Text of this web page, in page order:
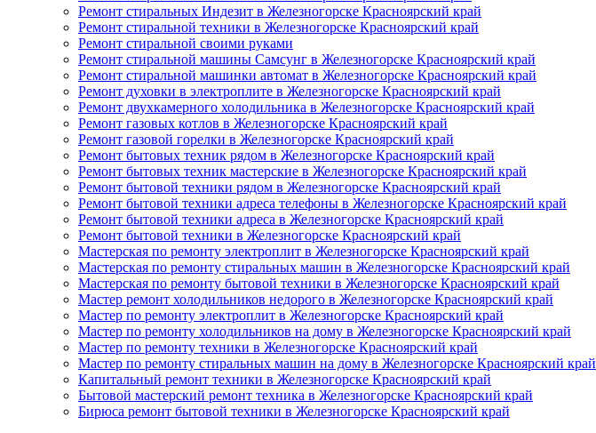
Ремонт стиральных Индезит в Железногорске Красноярский край
Ремонт стиральной техники в Железногорске Красноярский край
Ремонт стиральной своими руками
Ремонт стиральной машины Самсунг в Железногорске Красноярский край
Ремонт стиральной машинки автомат в Железногорске Красноярский край
Ремонт духовки в электроплите в Железногорске Красноярский край
Ремонт двухкамерного холодильника в Железногорске Красноярский край
Ремонт газовых котлов в Железногорске Красноярский край
Ремонт газовой горелки в Железногорске Красноярский край
Ремонт бытовых техник рядом в Железногорске Красноярский край
Ремонт бытовых техник мастерские в Железногорске Красноярский край
Ремонт бытовой техники рядом в Железногорске Красноярский край
Ремонт бытовой техники адреса телефоны в Железногорске Красноярский край
Ремонт бытовой техники адреса в Железногорске Красноярский край
Ремонт бытовой техники в Железногорске Красноярский край
Мастерская по ремонту электроплит в Железногорске Красноярский край
Мастерская по ремонту стиральных машин в Железногорске Красноярский край
Мастерская по ремонту бытовой техники в Железногорске Красноярский край
Мастер ремонт холодильников недорого в Железногорске Красноярский край
Мастер по ремонту электроплит в Железногорске Красноярский край
Мастер по ремонту холодильников на дому в Железногорске Красноярский край
Мастер по ремонту техники в Железногорске Красноярский край
Мастер по ремонту стиральных машин на дому в Железногорске Красноярский край
Капитальный ремонт техники в Железногорске Красноярский край
Бытовой мастерский ремонт техника в Железногорске Красноярский край
Бирюса ремонт бытовой техники в Железногорске Красноярский край